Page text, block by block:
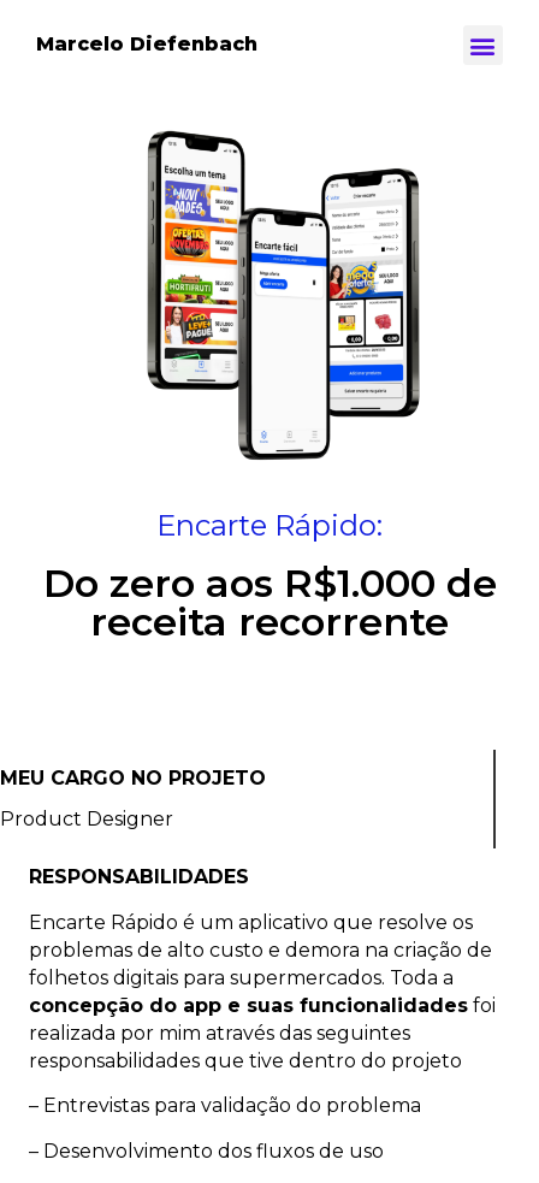
Marcelo Diefenbach
Encarte Rápido:
Do zero aos R$1.000 de
receita recorrente
MEU CARGO NO PROJETO
Product Designer
RESPONSABILIDADES
Encarte Rápido é um aplicativo que resolve os
problemas de alto custo e demora na criação de
folhetos digitais para supermercados. Toda a
concepção do app e suas funcionalidades foi
realizada por mim através das seguintes
responsabilidades que tive dentro do projeto
– Entrevistas para validação do problema
– Desenvolvimento dos fluxos de uso